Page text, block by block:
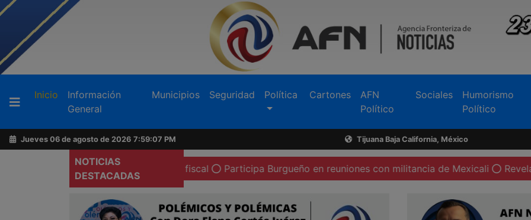
Inicio (current)
Información
General
Municipios Seguridad Política Cartones
AFN
Político
Sociales
Humorismo
Político
Jueves 06 de agosto de 2026 7:59:09 PM Tijuana Baja California, México
NOTICIAS
DESTACADAS
pide la renuncia de la fiscal Participa Burgueño en reuniones con militancia de Mexicali Revela el PAN de
Buscador
Acerca
de